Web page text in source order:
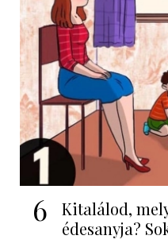
6
Kitalálod,
édesanyja?